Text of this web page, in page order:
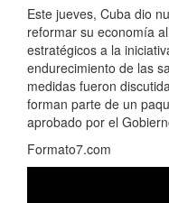
Este jueves, Cuba dio
reformar su economía
estratégicos a la
endurecimiento de las
medidas fueron
forman parte de un
aprobado por el
Formato7.com